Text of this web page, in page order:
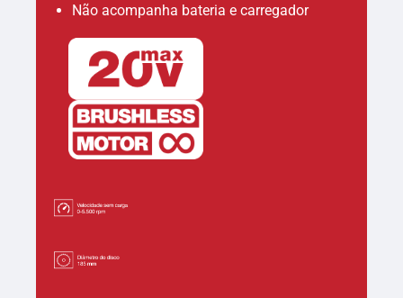
Não acompanha bateria e carregador